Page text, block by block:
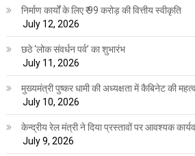
निर्माण कार्यों के लिए ₹ 99 करोड़ की वित्तीय स्वीकृति
July 12, 2026
छठे ‘लोक संवर्धन पर्व’ का शुभारंभ
July 11, 2026
मुख्यमंत्री पुष्कर धामी की अध्यक्षता में कैबिनेट की
July 10, 2026
केन्द्रीय रेल मंत्री ने दिया प्रस्तावों पर आवश्यक
July 9, 2026